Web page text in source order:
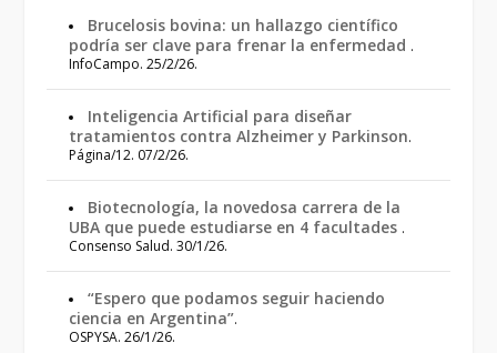
Brucelosis bovina: un hallazgo científico
podría ser clave para frenar la enfermedad .
InfoCampo. 25/2/26.
Inteligencia Artificial para diseñar
tratamientos contra Alzheimer y Parkinson.
Página/12. 07/2/26.
Biotecnología, la novedosa carrera de la
UBA que puede estudiarse en 4 facultades .
Consenso Salud. 30/1/26.
“Espero que podamos seguir haciendo
ciencia en Argentina”.
OSPYSA. 26/1/26.